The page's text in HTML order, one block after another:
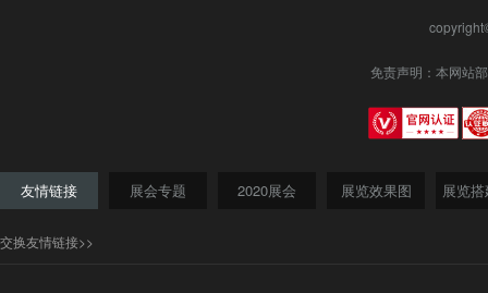
免责声明：本网站
友情链接 展会专题 2020展会 展览效果图 展览
交换友情链接>>